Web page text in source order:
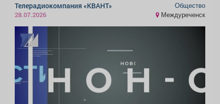
Телерадиокомпания «КВАНТ»
28.07.2026
Общество
Междуреченск